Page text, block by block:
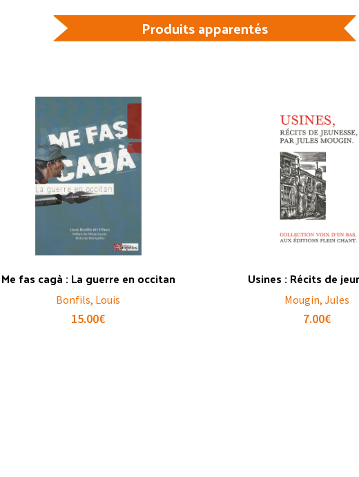
Produits apparentés
Me fas cagà : La guerre en occitan
Bonfils, Louis
15.00€
Usines : Récits de
Mougin, Jules
7.00€